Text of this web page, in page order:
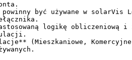
być używane w solarVis
logikę obliczeniową i
(Mieszkaniowe,